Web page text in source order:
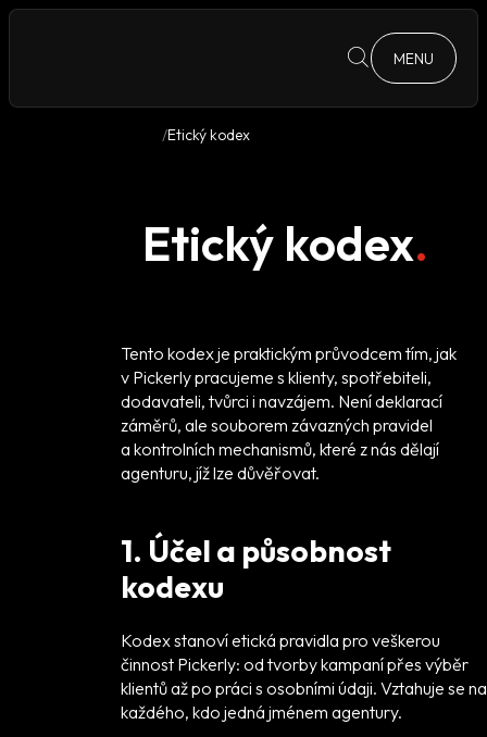
MENU
Etický kodex
Etický kodex
Tento kodex je praktickým průvodcem tím, jak
v Pickerly pracujeme s klienty, spotřebiteli,
dodavateli, tvůrci i navzájem. Není deklarací
záměrů, ale souborem závazných pravidel
a kontrolních mechanismů, které z nás dělají
agenturu, jíž lze důvěřovat.
1. Účel a působnost
kodexu
Kodex stanoví etická pravidla pro veškerou
činnost Pickerly: od tvorby kampaní přes výběr
klientů až po práci s osobními údaji. Vztahuje se na
každého, kdo jedná jménem agentury.